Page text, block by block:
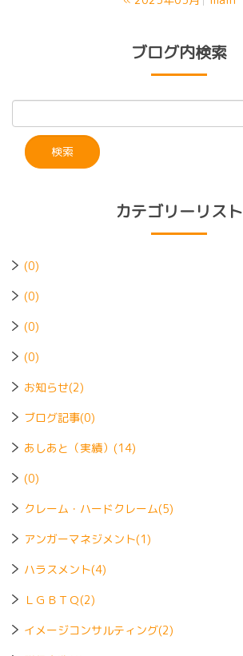
ブログ内検索
カテゴリーリスト
(0)
(0)
(0)
(0)
お知らせ(2)
ブログ記事(0)
あしあと（実績）(14)
(0)
クレーム・ハードクレーム(5)
アンガーマネジメント(1)
ハラスメント(4)
ＬＧＢＴＱ(2)
イメージコンサルティング(2)